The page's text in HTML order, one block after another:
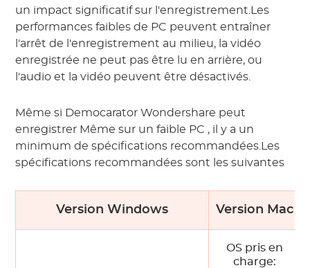
un impact significatif sur l'enregistrement.Les
performances faibles de PC peuvent entraîner
l'arrêt de l'enregistrement au milieu, la vidéo
enregistrée ne peut pas être lu en arrière, ou
l'audio et la vidéo peuvent être désactivés.
Même si Democarator Wondershare peut
enregistrer Même sur unfaible PC , il y a un
minimum de spécifications recommandées.Les
spécifications recommandées sont les suivantes
Version Windows Version Mac
OS pris en
charge: